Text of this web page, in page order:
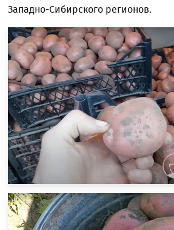
Западно-Сибирского регионов.